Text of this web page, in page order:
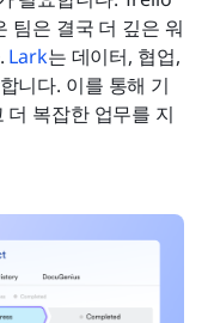
팀은 결국 더 깊은 워
Lark는 데이터, 협업,
니다. 이를 통해 기
복잡한 업무를 지